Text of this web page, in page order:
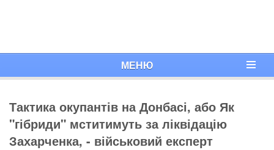
МЕНЮ
Тактика окупантів на Донбасі, або Як
"гібриди" мститимуть за ліквідацію
Захарченка, - військовий експерт